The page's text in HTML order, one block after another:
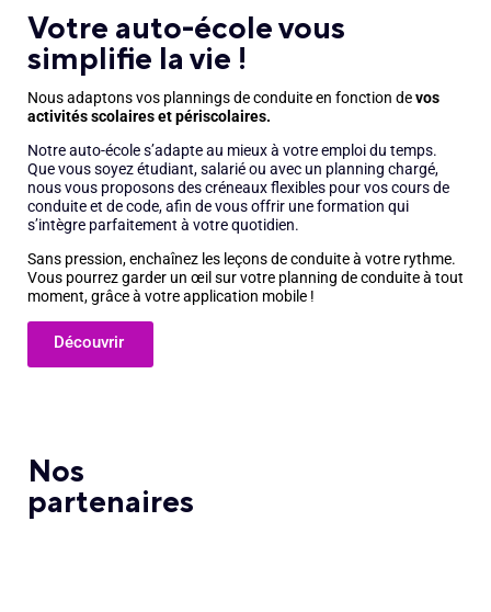
Votre auto-école vous
simplifie la vie !
Nous adaptons vos plannings de conduite en fonction devos
activités scolaires et périscolaires.
Notre auto-école s’adapte au mieux à votre emploi du temps.
Que vous soyez étudiant, salarié ou avec un planning chargé,
nous vous proposons des créneaux flexibles pour vos cours de
conduite et de code, afin de vous offrir une formation qui
s’intègre parfaitement à votre quotidien.
Sans pression, enchaînez les leçons de conduite à votre rythme.
Vous pourrez garder un œil sur votre planning de conduite à tout
moment, grâce à votre application mobile !
Découvrir
Nos
partenaires